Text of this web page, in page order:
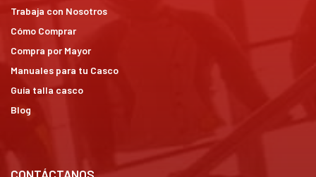
Trabaja con Nosotros
Cómo Comprar
Compra por Mayor
Manuales para tu Casco
Guía talla casco
Blog
CONTÁCTANOS